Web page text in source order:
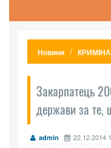
Новини
Закарпатець
держави за те,
admin 22.12.2014